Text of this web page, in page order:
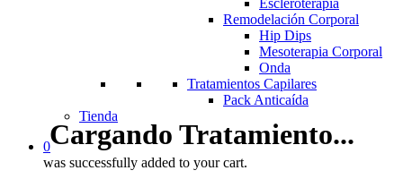
Escleroterapia
Remodelación Corporal
Hip Dips
Mesoterapia Corporal
Onda
Tratamientos Capilares
Pack Anticaída
Tienda
0
was successfully added to your cart.
Cargando Tratamiento...